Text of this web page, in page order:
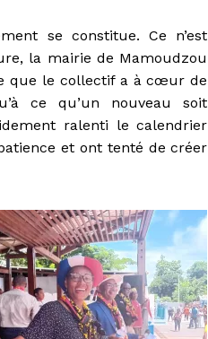
se constitue. Ce n’est
la mairie de Mamoudzou
que le collectif a à cœur de
ce qu’un nouveau soit
ralenti le calendrier
et ont tenté de créer